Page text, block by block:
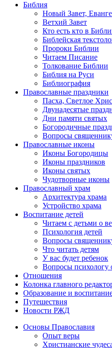
Библия
Новый Завет,
Ветхий Завет
Кто есть кто в
Библейская
Пророки Библии
Читаем Писание
Толкование Библии
Библия на Руси
Библиография
Православные праздники
Пасха, Светлое
Двунадесятые
Дни памяти святых
Богородичные
Вопросы
Православные иконы
Иконы Богородицы
Иконы праздников
Иконы святых
Чудотворные иконы
Православный храм
Архитектура храма
Устройство храма
Воспитание детей
Читаем с детьми о
Психология детей
Вопросы
Что читать детям
У вас будет ребенок
Вопросы психологу
Отношения
Колонка главного
Образование и
Путешествия
Новости РЖД
Основы Православия
Опыт веры
Христианские